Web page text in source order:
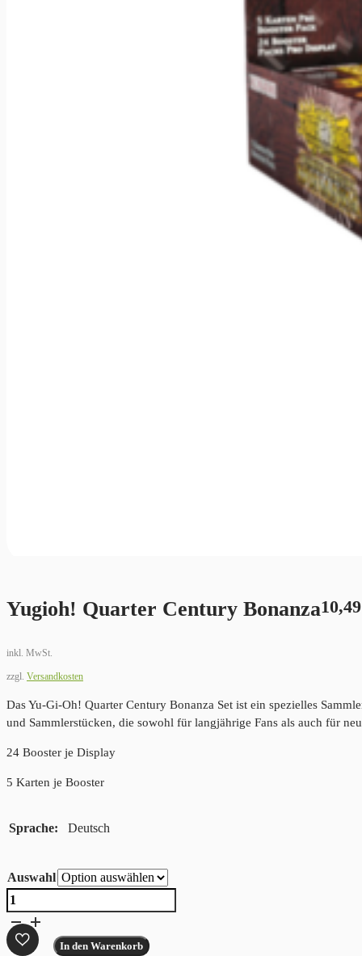
Yugioh! Quarter Century Bonanza
inkl. MwSt.
zzgl. Versandkosten
Das Yu-Gi-Oh! Quarter Century Bonanza Set ist ein spezielles
und Sammlerstücken, die sowohl für langjährige Fans als auch für
24 Booster je Display
5 Karten je Booster
Sprache Deutsch
Auswahl
Yugioh!
Quarter
Century
In den Warenkorb